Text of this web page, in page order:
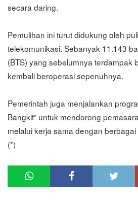
secara daring.
Pemulihan ini turut didukung oleh
telekomunikasi. Sebanyak 11.143
(BTS) yang sebelumnya terdampak
kembali beroperasi sepenuhnya.
Pemerintah juga menjalankan
Bangkit” untuk mendorong
melalui kerja sama dengan
(*)